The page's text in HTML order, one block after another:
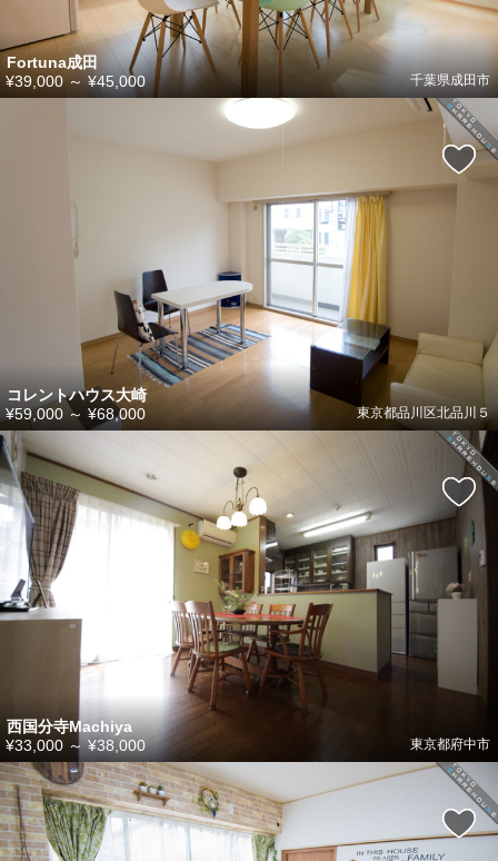
Fortuna成田
千葉県成田市
¥39,000～ ¥45,000
コレントハウス大崎
東京都品川区北品川５
¥59,000 ～ ¥68,000
西国分寺Machiya
東京都府中市
¥33,000 ～¥38,000